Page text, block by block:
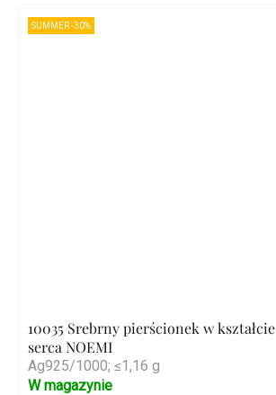
SUMMER -30%
10035 Srebrny pierścionek w kształcie
serca NOEMI
Ag925/1000; ≤1,16 g
W magazynie